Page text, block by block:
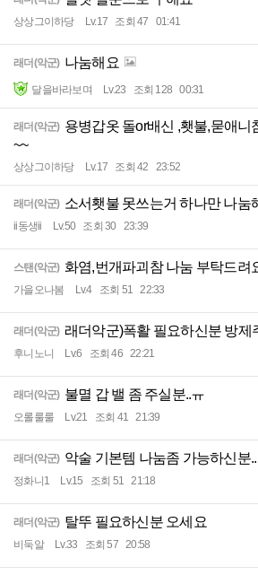
상상그이하당 Lv.17 조회 47 01:41
래더(악군) 나눔해요
달을바라보며 Lv.23 조회 128 00:31
래더(악군) 용병갑옷 돌or배신 ,횃불,묻애니
~~
상상그이하당 Lv.17 조회 42 23:52
래더(악군) 소서횃불 못쓰는거 하나만 나눔
ii동생ii Lv.50 조회 30 23:39
스탠(악군) 화염,번개파괴참 나눔 부탁드려
가을오나봄 Lv.4 조회 51 22:33
래더(악군) 래더악군)폭활 필요하신분 방제
후니노니 Lv.6 조회 46 22:21
래더(악군) 불멸 갑 밸 좀 주실분..ㅠ
오롤룰룰 Lv.21 조회 41 21:39
래더(악군) 악술 기본템 나눔좀 가능하신분..
정화니1 Lv.15 조회 51 21:18
래더(악군) 탈뚜 필요하신분 오세요
비둑알 Lv.33 조회 57 20:58